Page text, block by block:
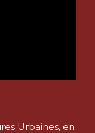
Urbaines, en